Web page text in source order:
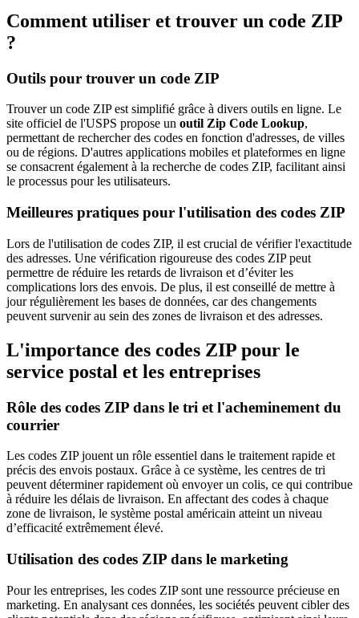
Comment utiliser et trouver un code ZIP
?
Outils pour trouver un code ZIP
Trouver un code ZIP est simplifié grâce à divers outils en ligne. Le
site officiel de l'USPS propose un outil Zip Code Lookup,
permettant de rechercher des codes en fonction d'adresses, de villes
ou de régions. D'autres applications mobiles et plateformes en ligne
se consacrent également à la recherche de codes ZIP, facilitant ainsi
le processus pour les utilisateurs.
Meilleures pratiques pour l'utilisation des codes ZIP
Lors de l'utilisation de codes ZIP, il est crucial de vérifier l'exactitude
des adresses. Une vérification rigoureuse des codes ZIP peut
permettre de réduire les retards de livraison et d’éviter les
complications lors des envois. De plus, il est conseillé de mettre à
jour régulièrement les bases de données, car des changements
peuvent survenir au sein des zones de livraison et des adresses.
L'importance des codes ZIP pour le
service postal et les entreprises
Rôle des codes ZIP dans le tri et l'acheminement du
courrier
Les codes ZIP jouent un rôle essentiel dans le traitement rapide et
précis des envois postaux. Grâce à ce système, les centres de tri
peuvent déterminer rapidement où envoyer un colis, ce qui contribue
à réduire les délais de livraison. En affectant des codes à chaque
zone de livraison, le système postal américain atteint un niveau
d’efficacité extrêmement élevé.
Utilisation des codes ZIP dans le marketing
Pour les entreprises, les codes ZIP sont une ressource précieuse en
marketing. En analysant ces données, les sociétés peuvent cibler des